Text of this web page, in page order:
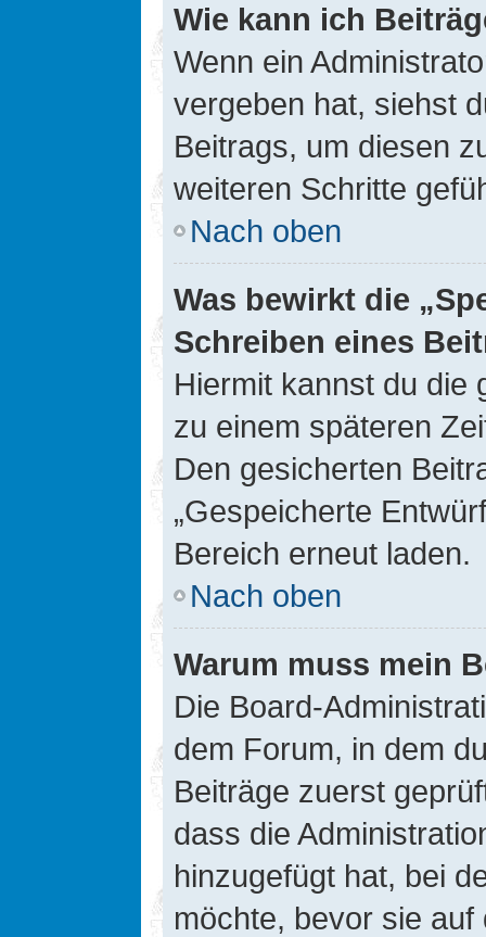
Wie kann ich
Wenn ein
vergeben hat, siehst
Beitrags, um diesen
weiteren Schritte
Nach oben
Was bewirkt die
Schreiben eines
Hiermit kannst du die
zu einem späteren
Den gesicherten
„Gespeicherte
Bereich erneut laden.
Nach oben
Warum muss mein
Die Board-
dem Forum, in dem
Beiträge zuerst
dass die
hinzugefügt hat, bei
möchte, bevor sie